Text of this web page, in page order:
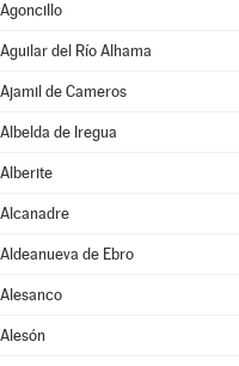
Agoncillo
Aguilar del Río Alhama
Ajamil de Cameros
Albelda de Iregua
Alberite
Alcanadre
Aldeanueva de Ebro
Alesanco
Alesón